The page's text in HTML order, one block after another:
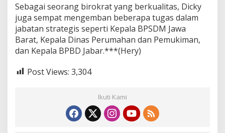
Sebagai seorang birokrat yang berkualitas, Dicky
juga sempat mengemban beberapa tugas dalam
jabatan strategis seperti Kepala BPSDM Jawa
Barat, Kepala Dinas Perumahan dan Pemukiman,
dan Kepala BPBD Jabar.***(Hery)
Post Views: 3,304
Ikuti Kami